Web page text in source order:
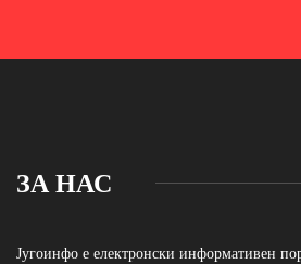
ЗА НАС
Југоинфо е електронски информативен